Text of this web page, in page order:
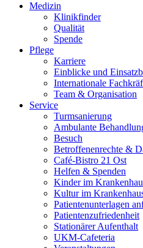
Medizin
Klinikfinder
Qualität
Spende
Pflege
Karriere
Einblicke und
Internationale
Team & Organisation
Service
Turmsanierung
Ambulante
Besuch
Betroffenenrechte &
Café-Bistro 21 Ost
Helfen & Spenden
Kinder im
Kultur im
Patientenunterlagen
Patientenzufriedenheit
Stationärer Aufenthalt
UKM-Cafeteria